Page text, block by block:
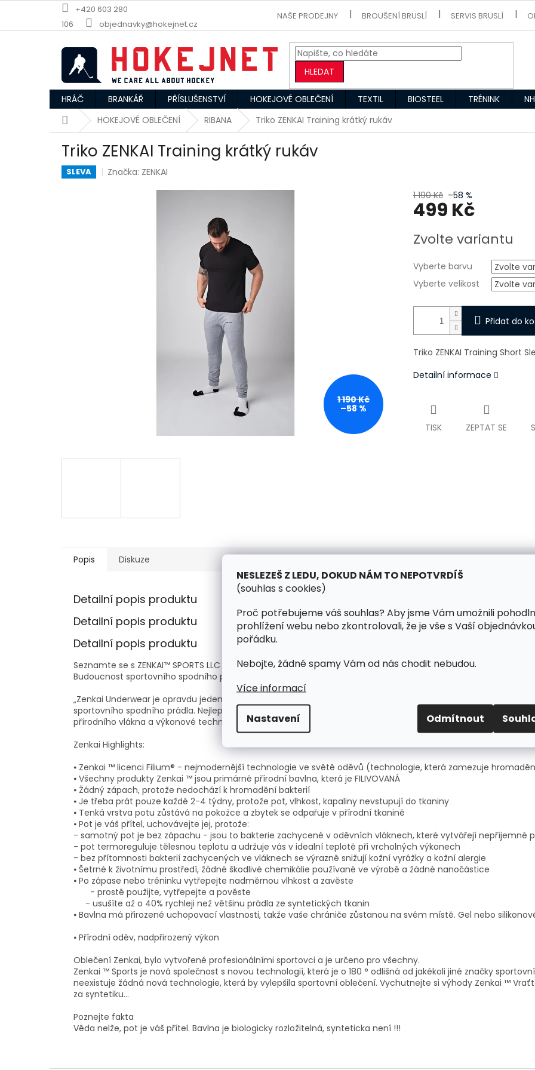
NESLEZEŠ Z LEDU, DOKUD NÁM TO NEPOTVRDÍŠ
(souhlas s cookies)
Proč potřebujeme váš souhlas? Aby jsme Vám umožnili
prohlížení webu nebo zkontrolovali, že je vše s Vaší
pořádku.
Nebojte, žádné spamy Vám od nás chodit nebudou.
Více informací
Nastavení Odmítnout
obsah
+420 603 280
106
objednavky@hokejnet.cz
NAŠE PRODEJNY BROUŠENÍ BRUSLÍ SERVIS BRUSLÍ
HLEDAT
HRÁČ BRANKÁŘ PŘÍSLUŠENSTVÍ HOKEJOVÉ OBLEČENÍ TEXTIL BIOSTEEL TRÉNINK
DomůHOKEJOVÉ OBLEČENÍ RIBANA Triko ZENKAI Training krátký rukáv
Triko ZENKAI Training krátký rukáv
SLEVA Značka: ZENKAI
1 190 Kč
–58 %
1 190 Kč –58 %
499 Kč
cena:
Zvolte variantu
Vyberte barvu
Vyberte velikost
Přidat do
Triko ZENKAI Training Short
Detailní informace
TISK ZEPTAT SE
Popis Diskuze
Detailní popis produktu
Detailní popis produktu
Detailní popis produktu
Seznamte se s ZENKAI™ SPORTS LLC
Budoucnost sportovního spodního prádla
„Zenkai Underwear je opravdu jeden z nejzajímavějších výrobků v historii
sportovního spodního prádla. Nejlepší cesta, jak být úspěšnější ? Použijte ZENKAI Underwear. Zenkai ™ je
přírodního vlákna a výkonové technologie." říkáTim Gobet spoluzakladatel společnosti Zenkai™ Sports LLC
Zenkai Highlights:
⦁ Zenkai ™ licenci Filium® - nejmodernější technologie ve světě oděvů (technologie, která zamezuje
⦁ Všechny produkty Zenkai ™ jsou primárně přírodní bavlna, která je FILIVOVANÁ
⦁ Žádný zápach, protože nedochází k hromadění bakterií
⦁ Je třeba prát pouze každé 2-4 týdny, protože pot, vlhkost, kapaliny nevstupují do tkaniny
⦁ Tenká vrstva potu zůstává na pokožce a zbytek se odpařuje v přírodní tkanině
⦁ Pot je váš přítel, uchovávejte jej, protože:
- samotný pot je bez zápachu - jsou to bakterie zachycené v oděvních vláknech, které vytvářejí nepříjemné
- pot termoreguluje tělesnou teplotu a udržuje vás v idealní teplotě při vrcholných výkonech
- bez přítomnosti bakterií zachycených ve vláknech se výrazně snižují kožní vyrážky a kožní alergie
⦁ Šetrné k životnímu prostředí, žádné škodlivé chemikálie používané ve výrobě a žádné nanočástice
⦁ Po zápase nebo tréninku vytřepejte nadměrnou vlhkost a zavěste
- prostě použijte, vytřepejte a pověste
- usušíte až o 40% rychleji než většinu prádla ze syntetických tkanin
⦁ Bavlna má přirozené uchopovací vlastnosti, takže vaše chrániče zůstanou na svém místě. Gel nebo
⦁ Přírodní oděv, nadpřirozený výkon
Oblečení Zenkai, bylo vytvořené profesionálními sportovci a je určeno pro všechny.
Zenkai ™ Sports je nová společnost s novou technologií, která je o 180 ° odlišná od jakékoli jiné značky
neexistuje žádná nová technologie, která by vylepšila sportovní oblečení. Vychutnejte si výhody Zenkai ™
za syntetiku...
Poznejte fakta
Věda nelže, pot je váš přítel. Bavlna je biologicky rozložitelná, synteticka není !!!